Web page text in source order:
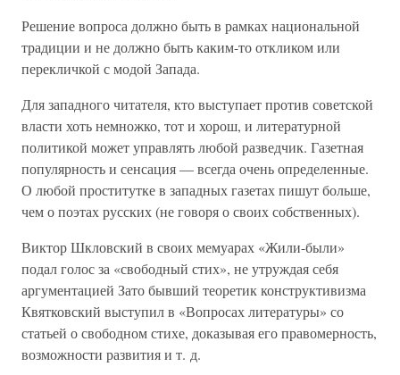
Решение вопроса должно быть в рамках национальной
традиции и не должно быть каким-то откликом или
перекличкой с модой Запада.
Для западного читателя, кто выступает против советской
власти хоть немножко, тот и хорош, и литературной
политикой может управлять любой разведчик. Газетная
популярность и сенсация — всегда очень определенные.
О любой проститутке в западных газетах пишут больше,
чем о поэтах русских (не говоря о своих собственных).
Виктор Шкловский в своих мемуарах «Жили-были»
подал голос за «свободный стих», не утруждая себя
аргументацией Зато бывший теоретик конструктивизма
Квятковский выступил в «Вопросах литературы» со
статьей о свободном стихе, доказывая его правомерность,
возможности развития и т. д.